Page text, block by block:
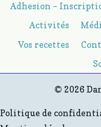
Adhesion –
Activités
Vos recettes
© 2026
Politique de